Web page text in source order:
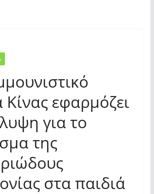
σύστημα εξουσίας»
εφαρμόζει
για το
της
στα παιδιά